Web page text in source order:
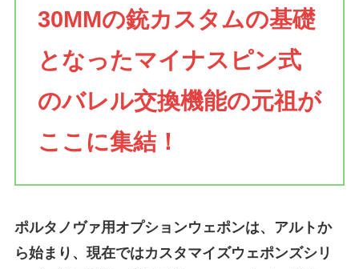
30MMの銃カスタムの基礎
となったマイナスピン式
のバレル交換機能の元祖が
ここに集結！
ポルタノヴァ用オプションウェポンは、アルトか
ら始まり、現在ではカスタマイズウェポンズシリ